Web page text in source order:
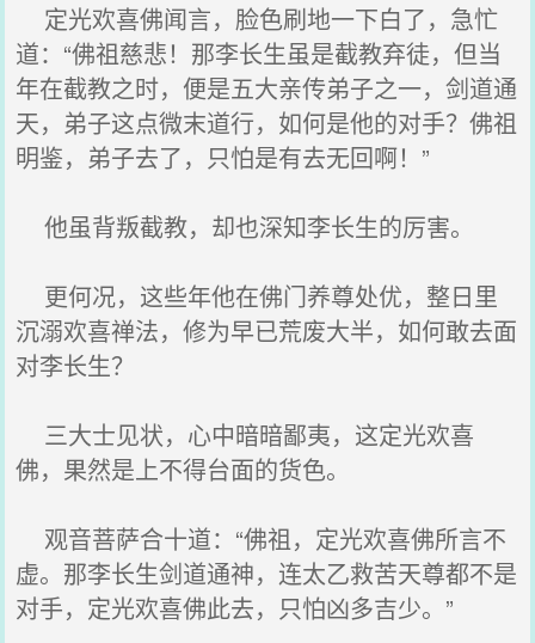
定光欢喜佛闻言，脸色刷地一下白了，急忙
道：“佛祖慈悲！那李长生虽是截教弃徒，但当
年在截教之时，便是五大亲传弟子之一，剑道通
天，弟子这点微末道行，如何是他的对手？佛祖
明鉴，弟子去了，只怕是有去无回啊！”
他虽背叛截教，却也深知李长生的厉害。
更何况，这些年他在佛门养尊处优，整日里
沉溺欢喜禅法，修为早已荒废大半，如何敢去面
对李长生？
三大士见状，心中暗暗鄙夷，这定光欢喜
佛，果然是上不得台面的货色。
观音菩萨合十道：“佛祖，定光欢喜佛所言不
虚。那李长生剑道通神，连太乙救苦天尊都不是
对手，定光欢喜佛此去，只怕凶多吉少。”